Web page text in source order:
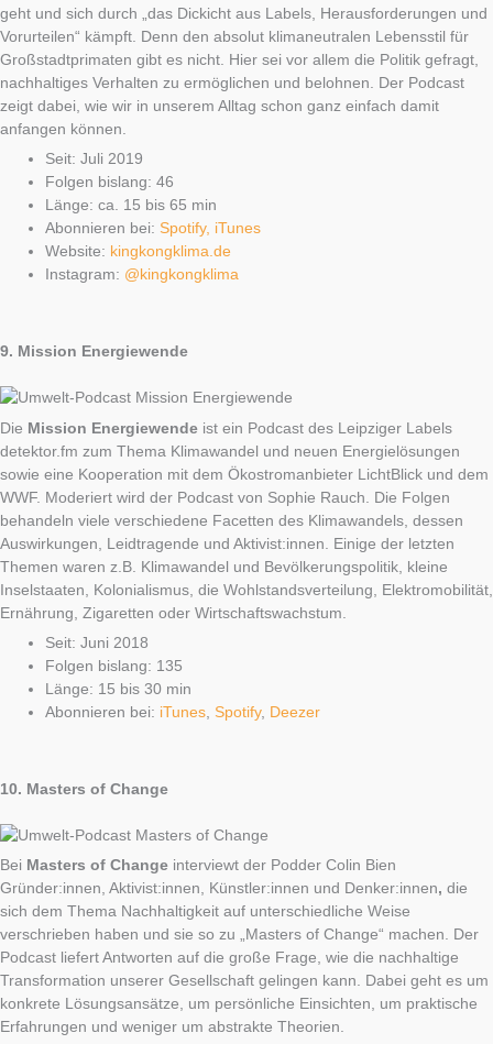
geht und sich durch „das Dickicht aus Labels, Herausforderungen und
Vorurteilen“ kämpft. Denn den absolut klimaneutralen Lebensstil für
Großstadtprimaten gibt es nicht. Hier sei vor allem die Politik gefragt,
nachhaltiges Verhalten zu ermöglichen und belohnen. Der Podcast
zeigt dabei, wie wir in unserem Alltag schon ganz einfach damit
anfangen können.
Seit: Juli 2019
Folgen bislang: 46
Länge: ca. 15 bis 65 min
Abonnieren bei: Spotify, iTunes
Website: kingkongklima.de
Instagram: @kingkongklima
9. Mission Energiewende
Die Mission Energiewende ist ein Podcast des Leipziger Labels
detektor.fm zum Thema Klimawandel und neuen Energielösungen
sowie eine Kooperation mit dem Ökostromanbieter LichtBlick und dem
WWF. Moderiert wird der Podcast von Sophie Rauch. Die Folgen
behandeln viele verschiedene Facetten des Klimawandels, dessen
Auswirkungen, Leidtragende und Aktivist:innen. Einige der letzten
Themen waren z.B. Klimawandel und Bevölkerungspolitik, kleine
Inselstaaten, Kolonialismus, die Wohlstandsverteilung, Elektromobilität,
Ernährung, Zigaretten oder Wirtschaftswachstum.
Seit: Juni 2018
Folgen bislang: 135
Länge: 15 bis 30 min
Abonnieren bei: iTunes, Spotify, Deezer
10. Masters of Change
Bei Masters of Change interviewt der Podder Colin Bien
Gründer:innen, Aktivist:innen, Künstler:innen und Denker:innen, die
sich dem Thema Nachhaltigkeit auf unterschiedliche Weise
verschrieben haben und sie so zu „Masters of Change“ machen. Der
Podcast liefert Antworten auf die große Frage, wie die nachhaltige
Transformation unserer Gesellschaft gelingen kann. Dabei geht es um
konkrete Lösungsansätze, um persönliche Einsichten, um praktische
Erfahrungen und weniger um abstrakte Theorien.